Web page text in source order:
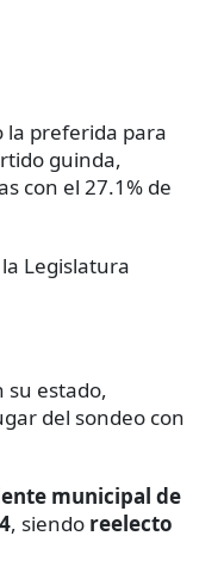
la preferida para
guinda,
con el 27.1% de
Legislatura
su estado,
del sondeo con
municipal de
, siendo reelecto